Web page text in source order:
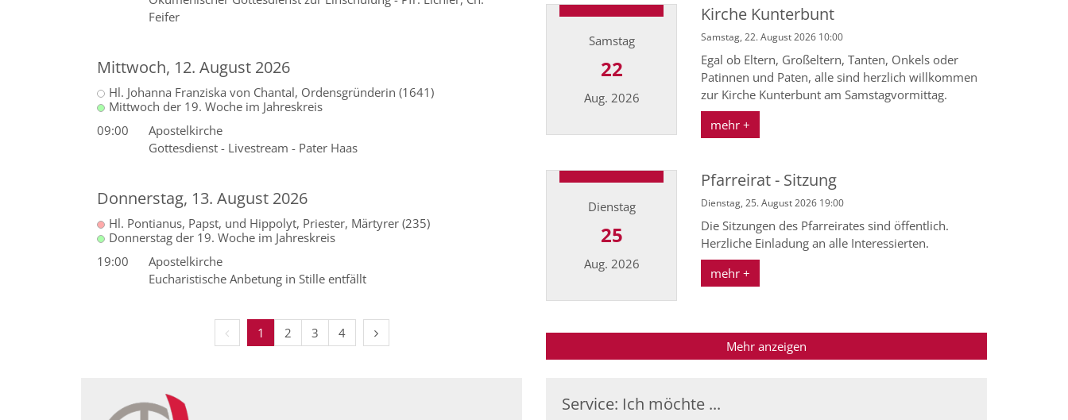
Feifer
Mittwoch, 12. August 2026
Hl. Johanna Franziska von Chantal, Ordensgründerin (1641)
Mittwoch der 19. Woche im Jahreskreis
09:00
Apostelkirche
Gottesdienst - Livestream - Pater Haas
Donnerstag, 13. August 2026
Hl. Pontianus, Papst, und Hippolyt, Priester, Märtyrer (235)
Donnerstag der 19. Woche im Jahreskreis
19:00
Apostelkirche
Eucharistische Anbetung in Stille entfällt
Vorherige Seite
1 2 3 4 Nächste Seite
Samstag
22
Aug. 2026
Kirche Kunterbunt
Samstag, 22. August 2026 10:00
Egal ob Eltern, Großeltern, Tanten, Onkels oder
Patinnen und Paten, alle sind herzlich willkommen
zur Kirche Kunterbunt am Samstagvormittag.
mehr +
Dienstag
25
Aug. 2026
Pfarreirat - Sitzung
Dienstag, 25. August 2026 19:00
Die Sitzungen des Pfarreirates sind öffentlich.
Herzliche Einladung an alle Interessierten.
mehr +
Mehr anzeigen
Service: Ich möchte ...